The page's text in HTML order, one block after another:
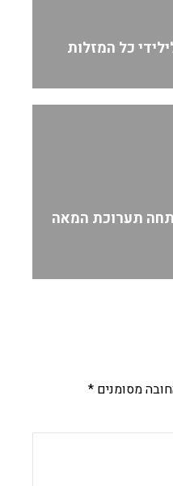
כל המזלות
תערוכת המאה
מסומנים *